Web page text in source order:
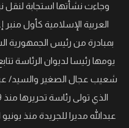
وجاءت نشأتها استجابة لنقل
العربية الإسلامية كأول
بمبادرة من رئيس الجمهورية
يومها رئيسا لديوان الرئاسة
شعيب عجال الصغير والسيد/